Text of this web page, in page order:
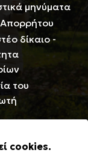
μηνύματα
Απορρήτου
δίκαιο -
του
cookies.